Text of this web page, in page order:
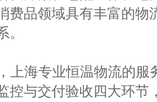
费品领域具有丰富的物
海专业恒温物流的服
控与交付验收四大环节